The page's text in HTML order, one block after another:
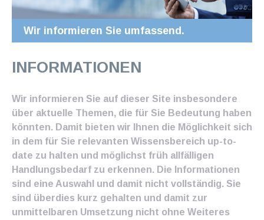
Wir informieren Sie umfassend.
INFORMATIONEN
Wir informieren Sie auf dieser Site insbesondere
über aktuelle Themen, die für Sie Bedeutung haben
könnten. Damit bieten wir Ihnen die Möglichkeit sich
in dem für Sie relevanten Wissensbereich up-to-
date zu halten und möglichst früh allfälligen
Handlungsbedarf zu erkennen. Die Informationen
sind eine Auswahl und damit nicht vollständig. Sie
sind überdies kurz gehalten und damit zur
unmittelbaren Umsetzung nicht ohne Weiteres